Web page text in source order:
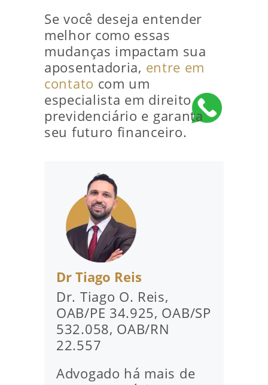
Se você deseja entender
melhor como essas
mudanças impactam sua
aposentadoria, entre em
contato com um
especialista em direito
previdenciário e garanta
seu futuro financeiro.
Dr Tiago Reis
Dr. Tiago O. Reis,
OAB/PE 34.925, OAB/SP
532.058, OAB/RN
22.557
Advogado há mais de